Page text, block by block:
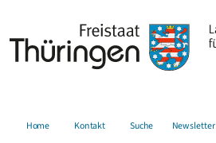
Home Kontakt Suche Newsletter